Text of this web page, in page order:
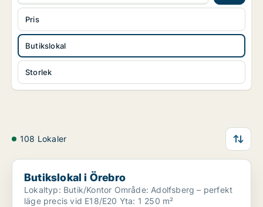
Butikslokal
Storlek
Pris
108 Lokaler
Butikslokal i Örebro
Butikslokal i Örebro
Lokaltyp: Butik/Kontor Område: Adolfsberg – perfekt
läge precis vid E18/E20 Yta: 1 250 m²